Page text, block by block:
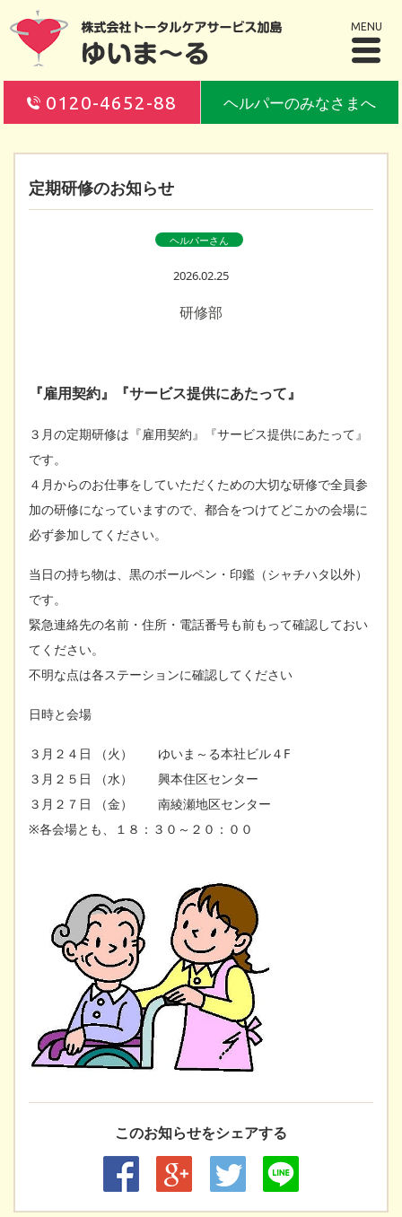
MENU
0120-4652-88 ヘルパーのみなさまへ
定期研修のお知らせ
ヘルパーさん
2026.02.25
研修部
『雇用契約』『サービス提供にあたって』
３月の定期研修は『雇用契約』『サービス提供にあたって』
です。
４月からのお仕事をしていただくための大切な研修で全員参
加の研修になっていますので、都合をつけてどこかの会場に
必ず参加してください。
当日の持ち物は、黒のボールペン・印鑑（シャチハタ以外）
です。
緊急連絡先の名前・住所・電話番号も前もって確認しておい
てください。
不明な点は各ステーションに確認してください
日時と会場
３月２４日 （火） ゆいま～る本社ビル４F
３月２５日 （水） 興本住区センター
３月２７日 （金） 南綾瀬地区センター
※各会場とも、１８：３０～２０：００
このお知らせをシェアする